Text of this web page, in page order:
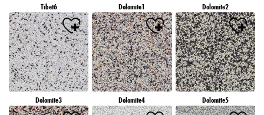
Tibet6 Dolomite1 Dolomite2
Dolomite3 Dolomite4 Dolomite5